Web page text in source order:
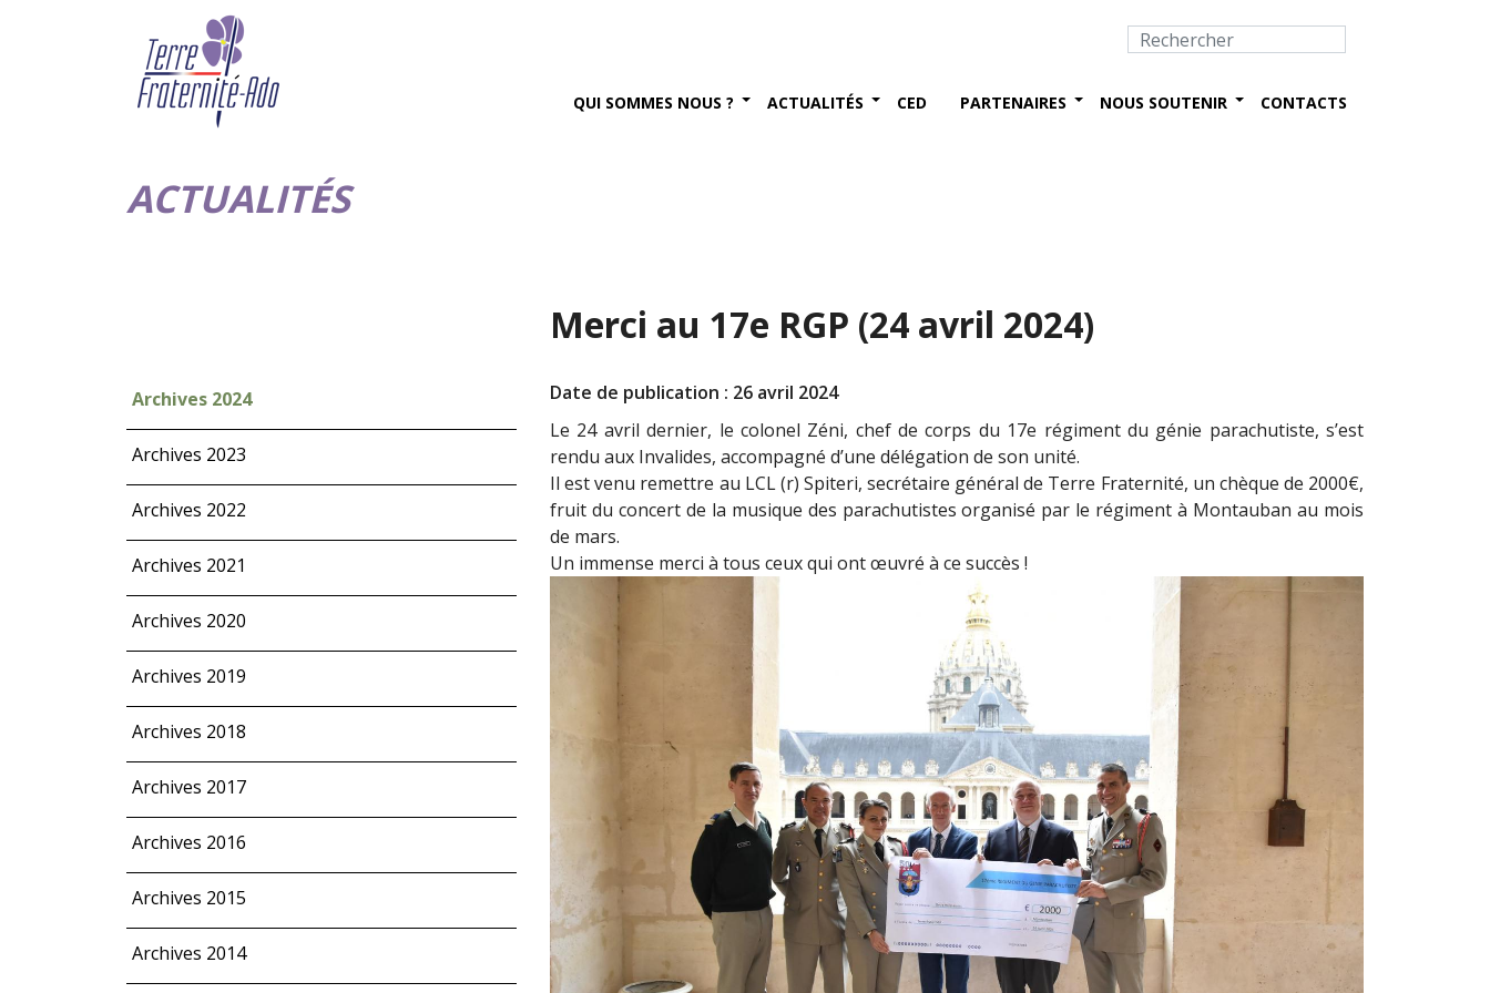
QUI SOMMES NOUS ? ACTUALITÉS CED PARTENAIRES NOUS SOUTENIR CONTACTS
ACTUALITÉS
Archives 2024
Archives 2023
Archives 2022
Archives 2021
Archives 2020
Archives 2019
Archives 2018
Archives 2017
Archives 2016
Archives 2015
Archives 2014
Merci au 17e RGP (24 avril 2024)
Date de publication : 26 avril 2024
Le 24 avril dernier, le colonel Zéni, chef de corps du 17e régiment du génie parachutiste, s’est
rendu aux Invalides, accompagné d’une délégation de son unité.
Il est venu remettre au LCL (r) Spiteri, secrétaire général de Terre Fraternité, un chèque de 2000€,
fruit du concert de la musique des parachutistes organisé par le régiment à Montauban au mois
de mars.
Un immense merci à tous ceux qui ont œuvré à ce succès !